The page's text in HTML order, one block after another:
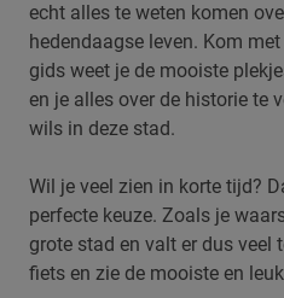
echt alles te weten komen
hedendaagse leven. Kom
gids weet je de mooiste
en je alles over de historie te
wils in deze stad.
Wil je veel zien in korte tijd?
perfecte keuze. Zoals je
grote stad en valt er dus veel
fiets en zie de mooiste en